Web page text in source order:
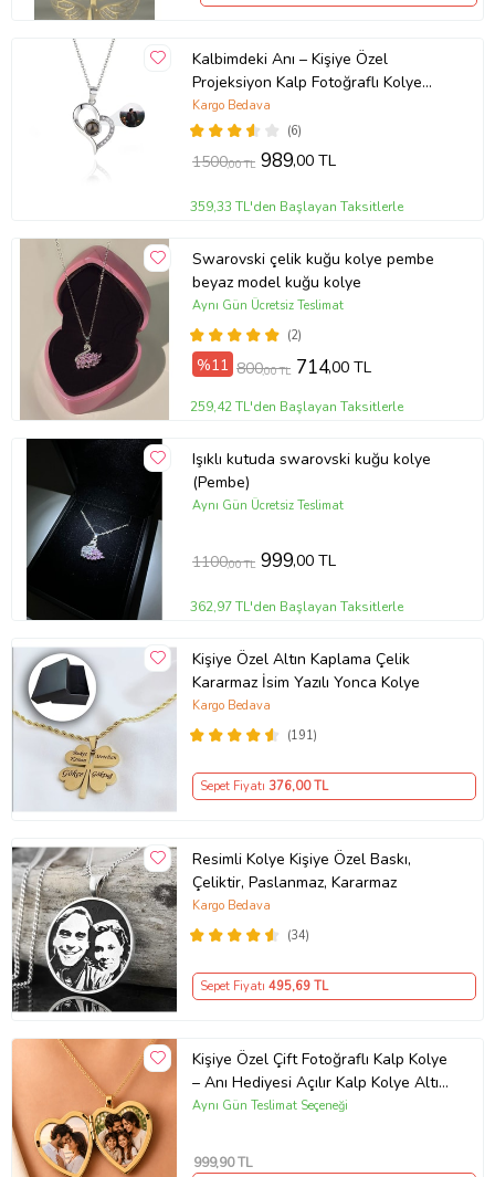
Kalbimdeki Anı – Kişiye Özel
Projeksiyon Kalp Fotoğraflı Kolye
(Gümüş Gri)
(6)
Kargo Bedava
1500,00 TL 989,00 TL
359,33 TL'den Başlayan Taksitlerle
Swarovski çelik kuğu kolye pembe
beyaz model kuğu kolye
(2)
Aynı Gün Ücretsiz Teslimat
%11 800,00 TL 714,00 TL
259,42 TL'den Başlayan Taksitlerle
Işıklı kutuda swarovski kuğu kolye
(Pembe)
Aynı Gün Ücretsiz Teslimat
1100,00 TL 999,00 TL
362,97 TL'den Başlayan Taksitlerle
Kişiye Özel Altın Kaplama Çelik
Kararmaz İsim Yazılı Yonca Kolye
(191)
Kargo Bedava
Sepet Fiyatı 376,00 TL
Resimli Kolye Kişiye Özel Baskı,
Çeliktir, Paslanmaz, Kararmaz
(34)
Kargo Bedava
Sepet Fiyatı 495,69 TL
Kişiye Özel Çift Fotoğraflı Kalp Kolye
– Anı Hediyesi Açılır Kalp Kolye Altın
Renk Kolye Anı Kolyesi kalp kolye,
Aynı Gün Teslimat Seçeneği
999,90 TL